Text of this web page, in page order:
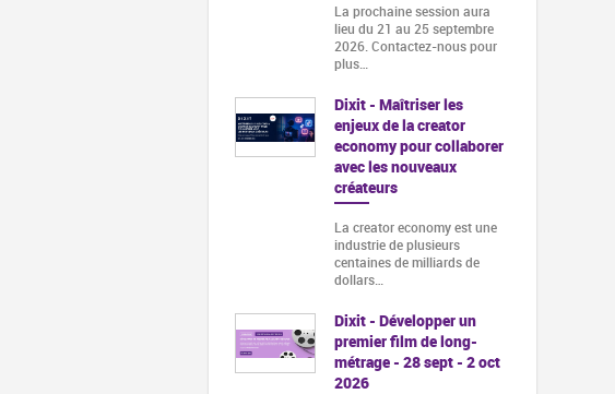
La prochaine session aura
lieu du 21 au 25 septembre
2026. Contactez-nous pour
plus…
Dixit - Maîtriser les
enjeux de la creator
economy pour collaborer
avec les nouveaux
créateurs
La creator economy est une
industrie de plusieurs
centaines de milliards de
dollars…
Dixit - Développer un
premier film de long-
métrage - 28 sept - 2 oct
2026